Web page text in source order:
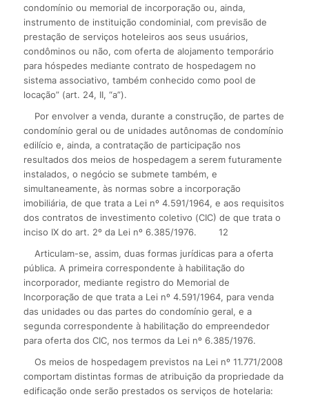
condomínio ou memorial de incorporação ou, ainda,
instrumento de instituição condominial, com previsão de
prestação de serviços hoteleiros aos seus usuários,
condôminos ou não, com oferta de alojamento temporário
para hóspedes mediante contrato de hospedagem no
sistema associativo, também conhecido como pool de
locação” (art. 24, II, “a”).
Por envolver a venda, durante a construção, de partes de
condomínio geral ou de unidades autônomas de condomínio
edilício e, ainda, a contratação de participação nos
resultados dos meios de hospedagem a serem futuramente
instalados, o negócio se submete também, e
simultaneamente, às normas sobre a incorporação
imobiliária, de que trata a Lei nº 4.591/1964, e aos requisitos
dos contratos de investimento coletivo (CIC) de que trata o
inciso IX do art. 2º da Lei nº 6.385/1976.
12
Articulam-se, assim, duas formas jurídicas para a oferta
pública. A primeira correspondente à habilitação do
incorporador, mediante registro do Memorial de
Incorporação de que trata a Lei nº 4.591/1964, para venda
das unidades ou das partes do condomínio geral, e a
segunda correspondente à habilitação do empreendedor
para oferta dos CIC, nos termos da Lei nº 6.385/1976.
Os meios de hospedagem previstos na Lei nº 11.771/2008
comportam distintas formas de atribuição da propriedade da
edificação onde serão prestados os serviços de hotelaria: